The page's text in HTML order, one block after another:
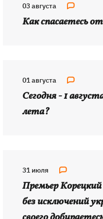
03 августа
Как спасаетесь
01 августа
Сегодня - 1
лета?
31 июля
Премьер
без исключений